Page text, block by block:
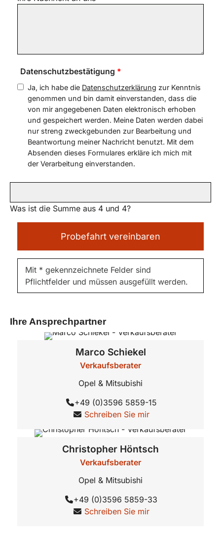
Datenschutzbestätigung *
Ja, ich habe die Datenschutzerklärung zur Kenntnis
genommen und bin damit einverstanden, dass die
von mir angegebenen Daten elektronisch erhoben
und gespeichert werden. Meine Daten werden dabei
nur streng zweckgebunden zur Bearbeitung und
Beantwortung meiner Nachricht benutzt. Mit dem
Absenden dieses Formulares erkläre ich mich mit
der Verarbeitung einverstanden.
Was ist die Summe aus 4 und 4?
Probefahrt vereinbaren
Mit * gekennzeichnete Felder sind
Pflichtfelder und müssen ausgefüllt werden.
Ihre Ansprechpartner
Marco Schiekel
Verkaufsberater
Opel & Mitsubishi
+49 (0)3596 5859-15
Schreiben Sie mir
Christopher Höntsch
Verkaufsberater
Opel & Mitsubishi
+49 (0)3596 5859-33
Schreiben Sie mir